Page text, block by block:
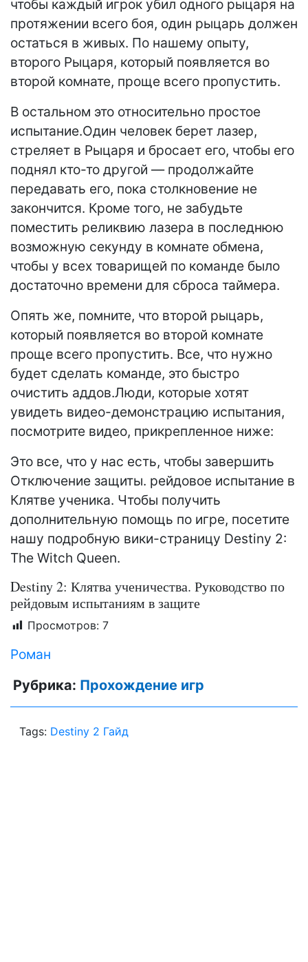
чтобы каждый игрок убил одного рыцаря на
протяжении всего боя, один рыцарь должен
остаться в живых. По нашему опыту,
второго Рыцаря, который появляется во
второй комнате, проще всего пропустить.
В остальном это относительно простое
испытание.Один человек берет лазер,
стреляет в Рыцаря и бросает его, чтобы его
поднял кто-то другой — продолжайте
передавать его, пока столкновение не
закончится. Кроме того, не забудьте
поместить реликвию лазера в последнюю
возможную секунду в комнате обмена,
чтобы у всех товарищей по команде было
достаточно времени для сброса таймера.
Опять же, помните, что второй рыцарь,
который появляется во второй комнате
проще всего пропустить. Все, что нужно
будет сделать команде, это быстро
очистить аддов.Люди, которые хотят
увидеть видео-демонстрацию испытания,
посмотрите видео, прикрепленное ниже:
Это все, что у нас есть, чтобы завершить
Отключение защиты. рейдовое испытание в
Клятве ученика. Чтобы получить
дополнительную помощь по игре, посетите
нашу подробную вики-страницу Destiny 2:
The Witch Queen.
Destiny 2: Клятва ученичества. Руководство по
рейдовым испытаниям в защите
Просмотров: 7
Роман
Рубрика: Прохождение игр
Tags: Destiny 2 Гайд